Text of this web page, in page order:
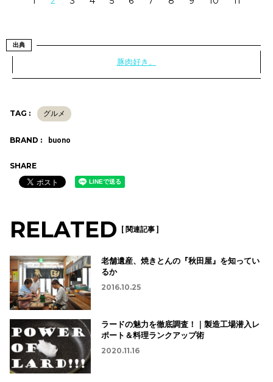
出典
豚肉好き。
TAG : グルメ
BRAND : buono
SHARE
RELATED [ 関連記事 ]
老舗遺産、焼きとんの『秋田屋』を知ってい
るか
2016.10.25
ラードの魅力を徹底調査！｜製造工場潜入レ
ポート＆料理ランクアップ術
2020.11.16